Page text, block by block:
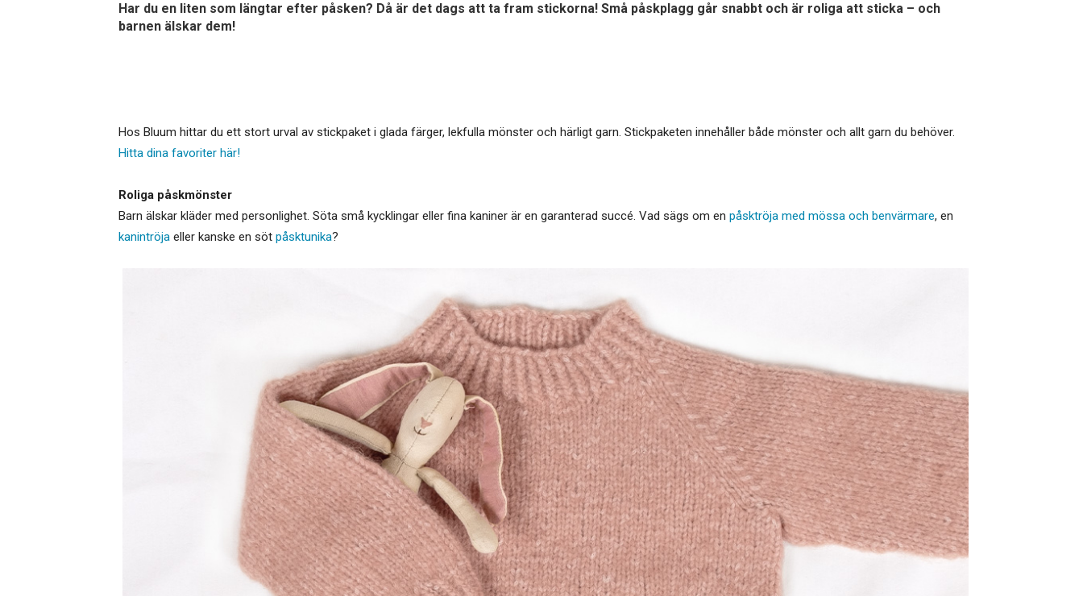
Har du en liten som längtar efter påsken? Då är det dags att ta fram stickorna! Små påskplagg går snabbt och är roliga att sticka – och
barnen älskar dem!
Hos Bluum hittar du ett stort urval av stickpaket i glada färger, lekfulla mönster och härligt garn. Stickpaketen innehåller både mönster och allt garn du behöver.
Hitta dina favoriter här!
Roliga påskmönster
Barn älskar kläder med personlighet. Söta små kycklingar eller fina kaniner är en garanterad succé. Vad sägs om en påsktröja med mössa och benvärmare, en
kanintröja eller kanske en söt påsktunika?